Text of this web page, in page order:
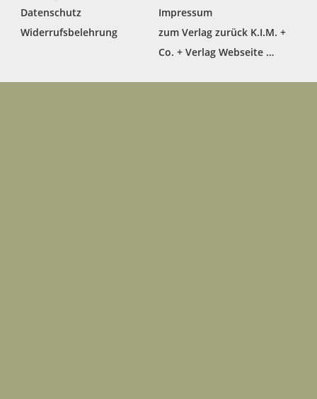
Datenschutz
Widerrufsbelehrung
Impressum
zum Verlag zurück K.I.M. +
Co. + Verlag Webseite …